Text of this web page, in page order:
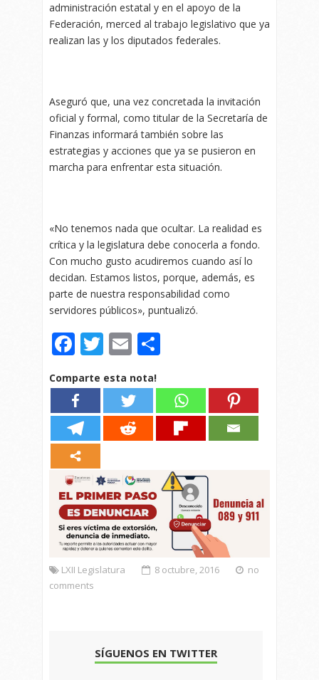
administración estatal y en el apoyo de la
Federación, merced al trabajo legislativo que ya
realizan las y los diputados federales.
Aseguró que, una vez concretada la invitación
oficial y formal, como titular de la Secretaría de
Finanzas informará también sobre las
estrategias y acciones que ya se pusieron en
marcha para enfrentar esta situación.
«No tenemos nada que ocultar. La realidad es
crítica y la legislatura debe conocerla a fondo.
Con mucho gusto acudiremos cuando así lo
decidan. Estamos listos, porque, además, es
parte de nuestra responsabilidad como
servidores públicos», puntualizó.
Facebook
Twitter
Email
Comparte esta nota!
LXII Legislatura 8 octubre, 2016
no
comments
SÍGUENOS EN TWITTER